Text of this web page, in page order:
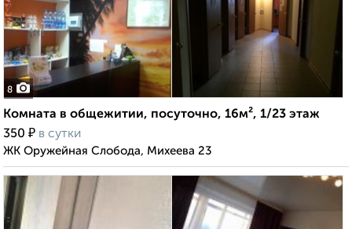
8
Комната в общежитии, посуточно, 16м², 1/23 этаж
350 ₽ в сутки
ЖК Оружейная Слобода, Михеева 23